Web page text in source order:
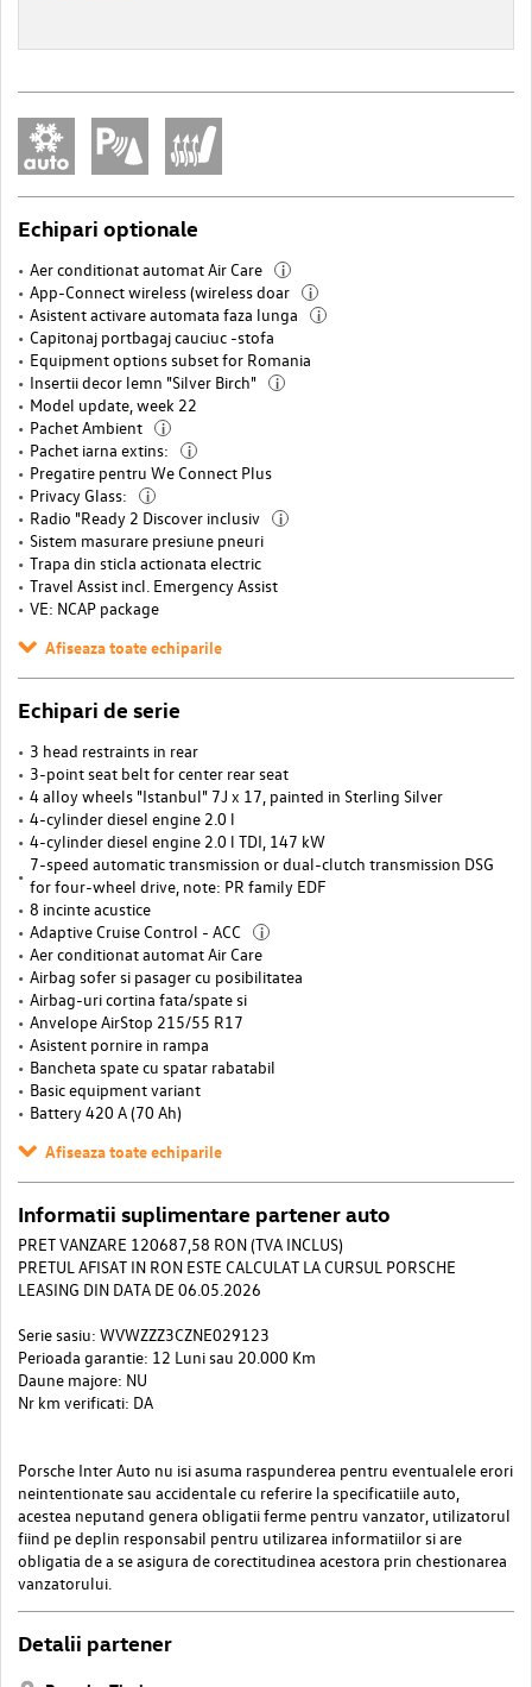
Echipari optionale
Aer conditionat automat Air Care i
App-Connect wireless (wireless doar i
Asistent activare automata faza lunga i
Capitonaj portbagaj cauciuc -stofa
Equipment options subset for Romania
Insertii decor lemn "Silver Birch"
i
Model update, week 22
Pachet Ambient
i
Pachet iarna extins: i
Pregatire pentru We Connect Plus
Privacy Glass:
i
Radio "Ready 2 Discover inclusiv i
Sistem masurare presiune pneuri
Trapa din sticla actionata electric
Travel Assist incl. Emergency Assist
VE: NCAP package
Afiseaza toate echiparile
Echipari de serie
3 head restraints in rear
3-point seat belt for center rear seat
4 alloy wheels "Istanbul" 7J x 17, painted in Sterling Silver
4-cylinder diesel engine 2.0 l
4-cylinder diesel engine 2.0 l TDI, 147 kW
7-speed automatic transmission or dual-clutch transmission DSG
for four-wheel drive, note: PR family EDF
8 incinte acustice
Adaptive Cruise Control - ACC
i
Aer conditionat automat Air Care
Airbag sofer si pasager cu posibilitatea
Airbag-uri cortina fata/spate si
Anvelope AirStop 215/55 R17
Asistent pornire in rampa
Bancheta spate cu spatar rabatabil
Basic equipment variant
Battery 420 A (70 Ah)
Afiseaza toate echiparile
Informatii suplimentare partener auto
PRET VANZARE 120687,58 RON (TVA INCLUS)
PRETUL AFISAT IN RON ESTE CALCULAT LA CURSUL PORSCHE
LEASING DIN DATA DE 06.05.2026
Serie sasiu: WVWZZZ3CZNE029123
Perioada garantie: 12 Luni sau 20.000 Km
Daune majore: NU
Nr km verificati: DA
Porsche Inter Auto nu isi asuma raspunderea pentru eventualele erori
neintentionate sau accidentale cu referire la specificatiile auto,
acestea neputand genera obligatii ferme pentru vanzator, utilizatorul
fiind pe deplin responsabil pentru utilizarea informatiilor si are
obligatia de a se asigura de corectitudinea acestora prin chestionarea
vanzatorului.
Detalii partener